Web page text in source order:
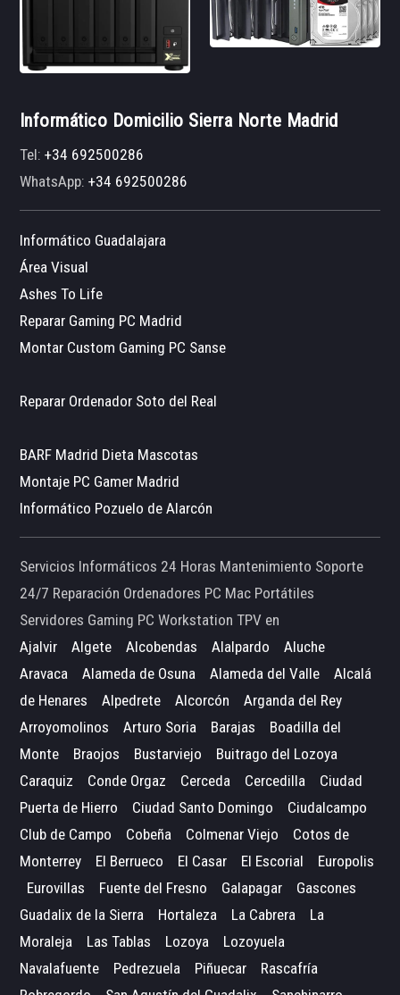
Informático Domicilio Sierra Norte Madrid
Tel:+34 692500286
WhatsApp:+34 692500286
Informático Guadalajara
Área Visual
Ashes To Life
Reparar Gaming PC Madrid
Montar Custom Gaming PC Sanse
Reparar Ordenador Soto del Real
BARF Madrid Dieta Mascotas
Montaje PC Gamer Madrid
Informático Pozuelo de Alarcón
Servicios Informáticos 24 Horas Mantenimiento Soporte
24/7 Reparación Ordenadores PC Mac Portátiles
Servidores Gaming PC Workstation TPV en
Ajalvir
Algete Alcobendas Alalpardo
Aluche
Aravaca
Alameda de Osuna Alameda del Valle
Alcalá
de Henares
Alpedrete Alcorcón
Arganda del Rey
Arroyomolinos
Arturo Soria Barajas
Boadilla del
Monte
Braojos Bustarviejo
Buitrago del Lozoya
Caraquiz
Conde Orgaz Cerceda Cercedilla
Ciudad
Puerta de Hierro
Ciudad Santo Domingo
Ciudalcampo
Club de Campo
Cobeña Colmenar Viejo
Cotos de
Monterrey
El Berrueco El Casar El Escorial
Europolis
Eurovillas
Fuente del Fresno Galapagar
Gascones
Guadalix de la Sierra
Hortaleza La Cabrera
La
Moraleja
Las Tablas Lozoya
Lozoyuela
Navalafuente
Pedrezuela Piñuecar
Rascafría